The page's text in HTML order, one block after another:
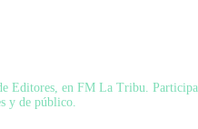
Editores, en FM La Tribu.
y de público.